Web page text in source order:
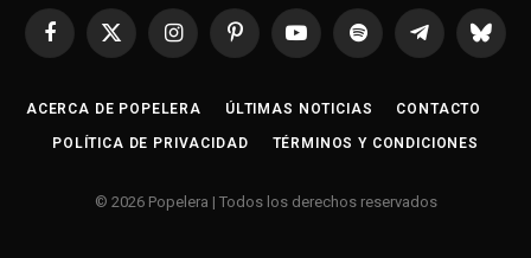
Facebook
X
InstagramPinterestYouTubeSpotify Telegrama
ACERCA DE POPELERA ÚLTIMAS NOTICIAS CONTACTO
POLÍTICA DE PRIVACIDAD TÉRMINOS Y CONDICIONES
© 2026 Popelera | Todos los derechos reservados